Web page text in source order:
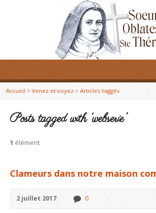
Accueil> Venez et voyez > Articles taggés
Posts tagged with ‘webserie’
1 élément
Clameurs dans notre maison
2 juillet 2017 0